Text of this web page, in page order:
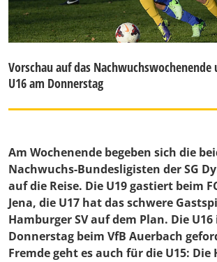
Vorschau auf das Nachwuchswochenende
U16 am Donnerstag
Am Wochenende begeben sich die
Nachwuchs-Bundesligisten der SG
auf die Reise. Die U19 gastiert beim
Jena, die U17 hat das schwere
Hamburger SV auf dem Plan. Die
Donnerstag beim VfB Auerbach
Fremde geht es auch für die U15: Die